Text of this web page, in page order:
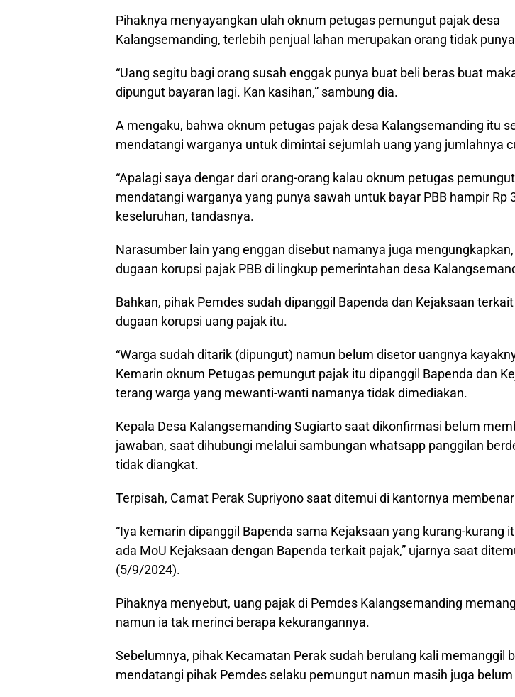
Pihaknya menyayangkan ulah oknum petugas pemungut pajak desa
Kalangsemanding, terlebih penjual lahan merupakan orang tidak
“Uang segitu bagi orang susah enggak punya buat beli beras buat
dipungut bayaran lagi. Kan kasihan,” sambung dia.
A mengaku, bahwa oknum petugas pajak desa Kalangsemanding itu
mendatangi warganya untuk dimintai sejumlah uang yang jumlahnya
“Apalagi saya dengar dari orang-orang kalau oknum petugas
mendatangi warganya yang punya sawah untuk bayar PBB hampir Rp
keseluruhan, tandasnya.
Narasumber lain yang enggan disebut namanya juga
dugaan korupsi pajak PBB di lingkup pemerintahan desa
Bahkan, pihak Pemdes sudah dipanggil Bapenda dan Kejaksaan
dugaan korupsi uang pajak itu.
“Warga sudah ditarik (dipungut) namun belum disetor uangnya
Kemarin oknum Petugas pemungut pajak itu dipanggil Bapenda dan
terang warga yang mewanti-wanti namanya tidak dimediakan.
Kepala Desa Kalangsemanding Sugiarto saat dikonfirmasi belum
jawaban, saat dihubungi melalui sambungan whatsapp panggilan
tidak diangkat.
Terpisah, Camat Perak Supriyono saat ditemui di kantornya
“Iya kemarin dipanggil Bapenda sama Kejaksaan yang kurang-kurang
ada MoU Kejaksaan dengan Bapenda terkait pajak,” ujarnya saat
(5/9/2024).
Pihaknya menyebut, uang pajak di Pemdes Kalangsemanding
namun ia tak merinci berapa kekurangannya.
Sebelumnya, pihak Kecamatan Perak sudah berulang kali memanggil
mendatangi pihak Pemdes selaku pemungut namun masih juga